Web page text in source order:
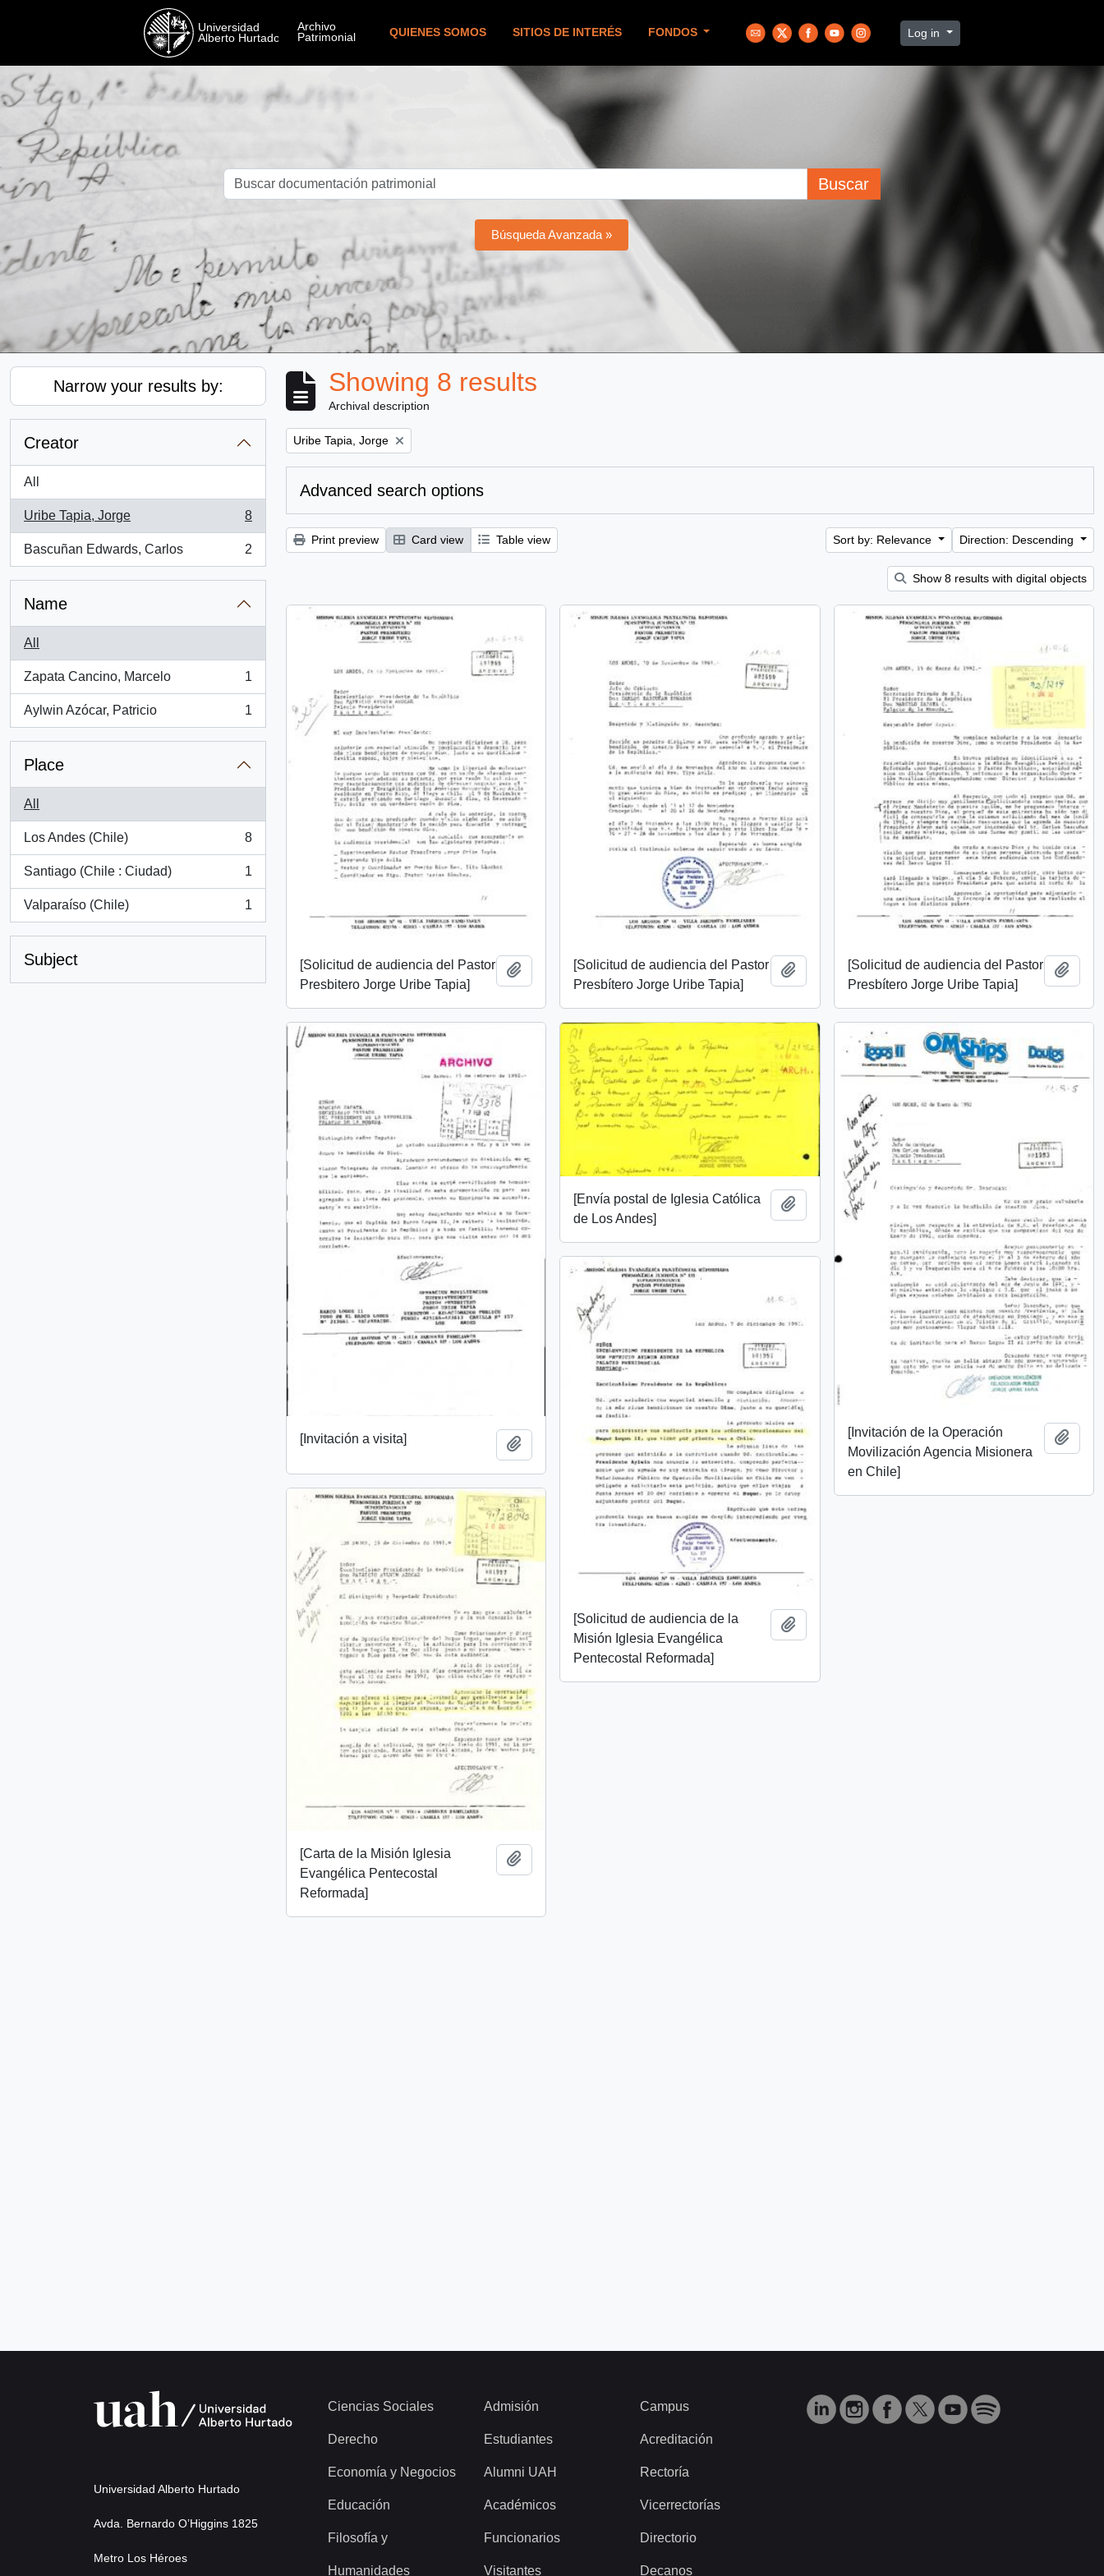
QUIENES SOMOS SITIOS DE INTERÉS FONDOS Log in
Buscar
Búsqueda Avanzada »
Narrow your results by:
Creator
All
Uribe Tapia, Jorge
, 8 results
8
Bascuñan Edwards, Carlos
, 2 results
2
Name
All
Zapata Cancino, Marcelo
, 1 results
1
Aylwin Azócar, Patricio
, 1 results
1
Place
All
Los Andes (Chile)
, 8 results
8
Santiago (Chile : Ciudad)
, 1 results
1
Valparaíso (Chile)
, 1 results
1
Subject
Showing 8 results
Archival description
Remove filter:
Uribe Tapia, Jorge
Advanced search options
Print preview Card view Table view Sort by: Relevance Direction: Descending
Show 8 results with digital objects
[Solicitud de audiencia del Pastor
Presbitero Jorge Uribe Tapia]
Add to clipboard[Solicitud de audiencia del Pastor
Presbítero Jorge Uribe Tapia]
Add to clipboard[Solicitud de audiencia del Pastor
Presbítero Jorge Uribe Tapia]
Add
[Invitación a visita] Add to clipboard
[Envía postal de Iglesia Católica
de Los Andes]
Add to clipboard
[Invitación de la Operación
Movilización Agencia Misionera
en Chile]
Add
[Solicitud de audiencia de la
Misión Iglesia Evangélica
Pentecostal Reformada]
Add to clipboard
[Carta de la Misión Iglesia
Evangélica Pentecostal
Reformada]
Universidad Alberto Hurtado
Avda. Bernardo O’Higgins 1825
Metro Los Héroes
Ciencias Sociales
Derecho
Economía y Negocios
Educación
Filosofía y
Humanidades
Admisión
Estudiantes
Alumni UAH
Académicos
Funcionarios
Visitantes
Campus
Acreditación
Rectoría
Vicerrectorías
Directorio
Decanos